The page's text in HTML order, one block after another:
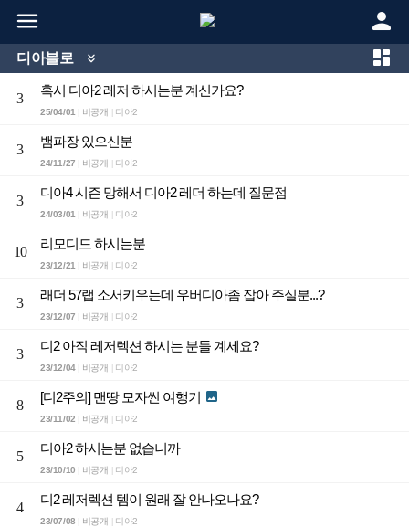
 
디아블로  
3
혹시 디아2 레저 하시는분 계신가요?
25/04/01| 비공개 디아2
3
뱀파장 있으신분
24/11/27 비공개 디아2
3
디아4 시즌 망해서 디아2 레더 하는데 질문점
24/03/01| 비공개 디아2
10
리모디드 하시는분
23/12/21| 비공개 디아2
3
래더 57랩 소서키우는데 우버디아좀 잡아 주실분...?
23/12/07 비공개 디아2
3
디2 아직 레저렉션 하시는 분들 계세요?
23/12/04| 비공개 디아2
8
[디2주의] 맨땅 모자씬 여행기 
23/11/02 비공개 디아2
5
디아2 하시는분 없습니까
23/10/10 비공개 디아2
4
디2 레저렉션 템이 원래 잘 안나오나요?
23/07/08 비공개 디아2